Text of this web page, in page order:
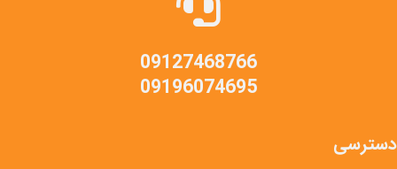
09127468766
09196074695
دسترسی